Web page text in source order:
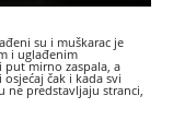
su i muškarac je
i uglađenim
put mirno zaspala, a
čak i kada svi
predstavljaju stranci,